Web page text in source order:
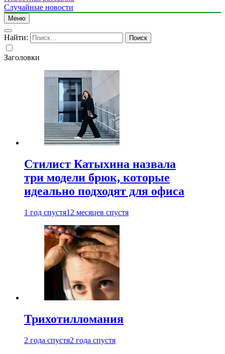
Случайные новости
Меню
Найти:
Заголовки
Стилист Катыхина назвала
три модели брюк, которые
идеально подходят для офиса
1 год спустя12 месяцев спустя
Трихотилломания
2 года спустя2 года спустя